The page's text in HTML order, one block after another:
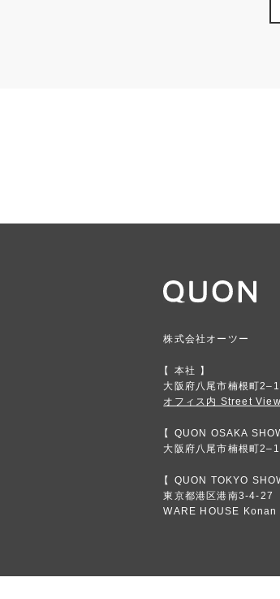
株式会社オーツー
本社
大阪府八尾市楠根町
オフィス内 Street View
QUON OSAKA
大阪府八尾市楠根町
QUON TOKYO
東京都港区港南3-4-27
WARE HOUSE Konan